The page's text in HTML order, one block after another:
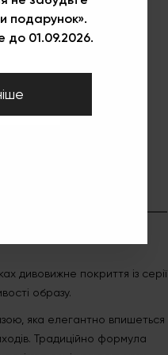
дивовижне покриття із серії
образу.
яка елегантно впишеться
Традиційно формула
подарунок».
до 01.09.2026.